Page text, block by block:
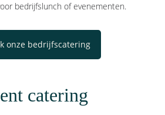
bedrijfslunch of evenementen.
catering
onze bedrijfscatering